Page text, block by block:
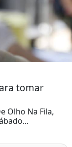
tomar
Olho Na Fila,